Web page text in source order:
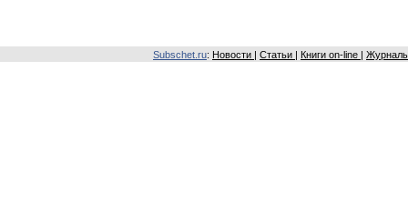
Subschet.ru: Новости Статьи Книги on-line